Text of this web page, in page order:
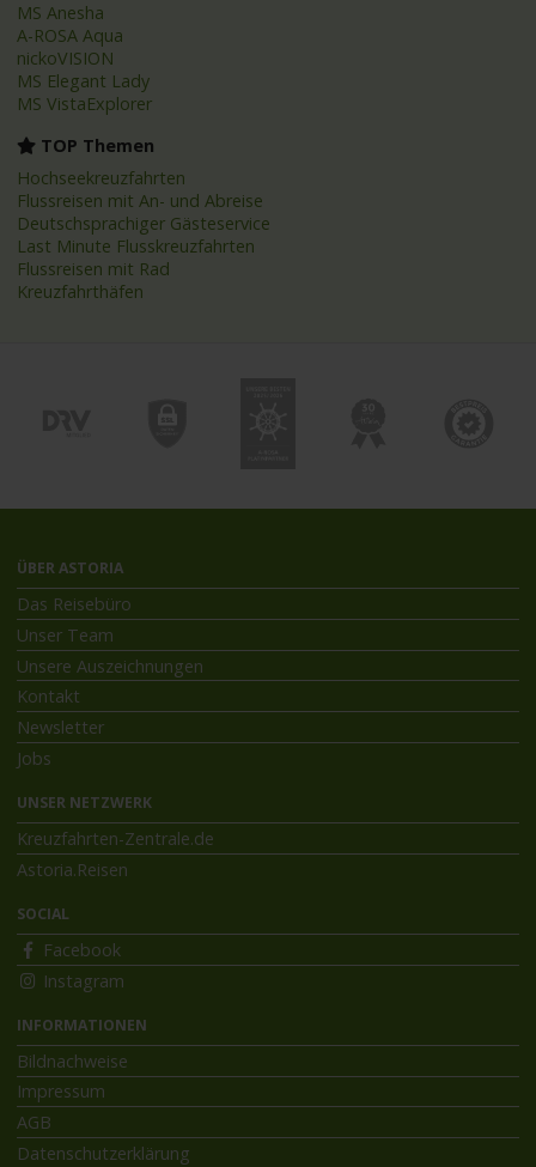
MS Anesha
A-ROSA Aqua
nickoVISION
MS Elegant Lady
MS VistaExplorer
TOP Themen
Hochseekreuzfahrten
Flussreisen mit An- und Abreise
Deutschsprachiger Gästeservice
Last Minute Flusskreuzfahrten
Flussreisen mit Rad
Kreuzfahrthäfen
ÜBER ASTORIA
Das Reisebüro
Unser Team
Unsere Auszeichnungen
Kontakt
Newsletter
Jobs
UNSER NETZWERK
Kreuzfahrten-Zentrale.de
Astoria.Reisen
SOCIAL
Facebook
Instagram
INFORMATIONEN
Bildnachweise
Impressum
AGB
Datenschutzerklärung